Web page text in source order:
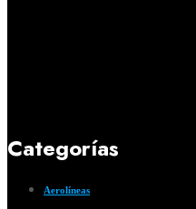
Categorías
Aerolíneas